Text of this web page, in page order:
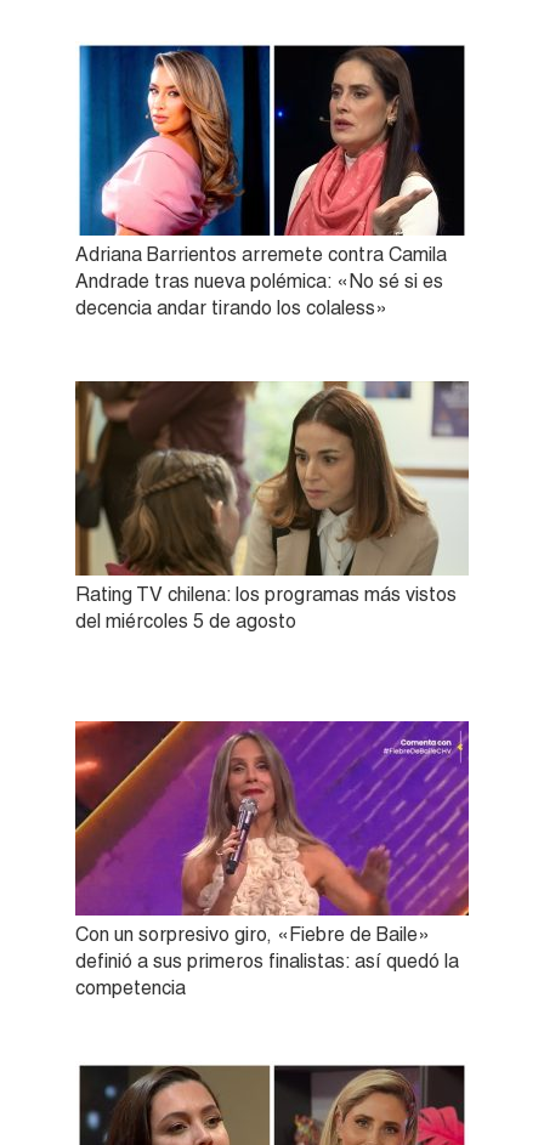
Adriana Barrientos arremete contra Camila
Andrade tras nueva polémica: «No sé si es
decencia andar tirando los colaless»
Rating TV chilena: los programas más vistos
del miércoles 5 de agosto
Con un sorpresivo giro, «Fiebre de Baile»
definió a sus primeros finalistas: así quedó la
competencia